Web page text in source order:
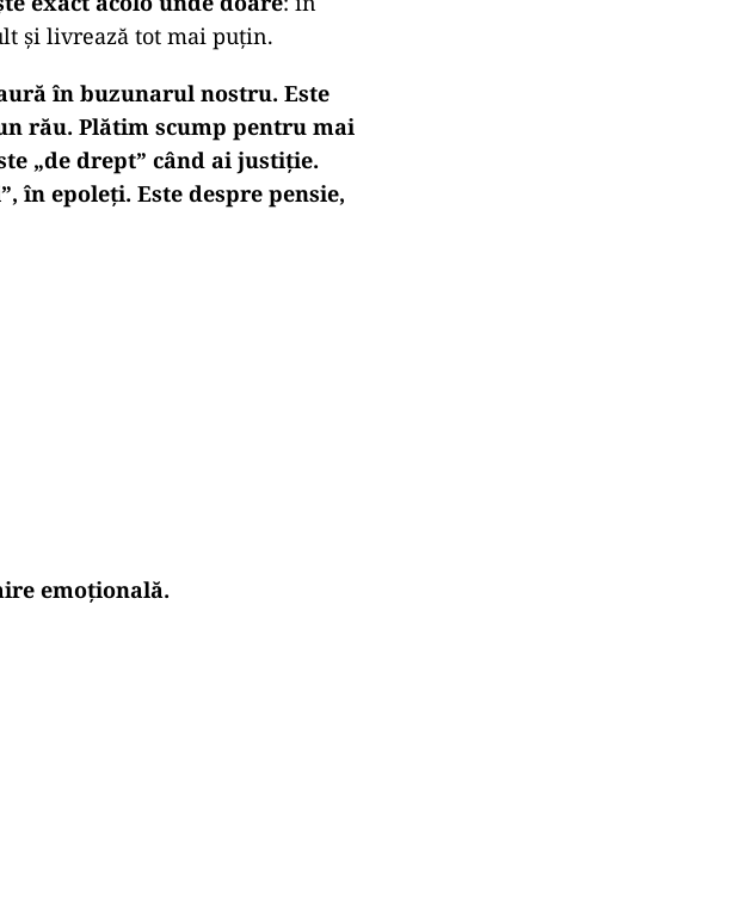
și livrează tot mai puțin.
în buzunarul nostru. Este
rău. Plătim scump pentru mai
„de drept” când ai justiție.
în epoleți. Este despre pensie,
emoțională.